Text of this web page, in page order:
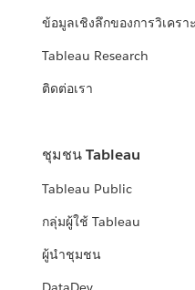
ข้อมูลเชิงลึกของการวิเคร
Tableau Research
ติดต่อเรา
ชุมชน Tableau
Tableau Public
กลุ่มผู้ใช้ Tableau
ผู้นำชุมชน